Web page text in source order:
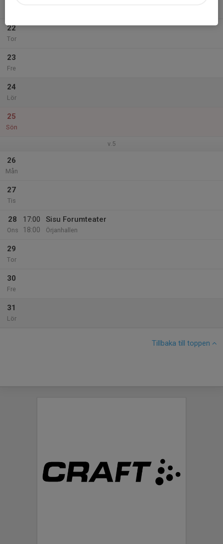
22
Tor
23
Fre
24
Lör
25
Sön
v.5
26
Mån
27
Tis
28
Ons
17:00
18:00
Sisu Forumteater
Örjanhallen
29
Tor
30
Fre
31
Lör
Tillbaka till toppen